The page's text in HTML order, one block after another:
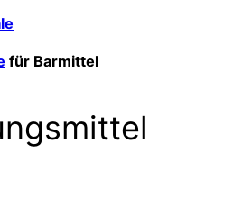
für Barmittel